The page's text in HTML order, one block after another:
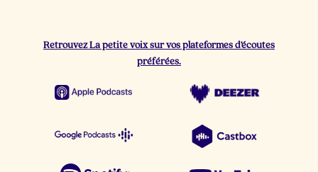
Retrouvez La petite voix sur vos plateformes d’écoutes
préférées.